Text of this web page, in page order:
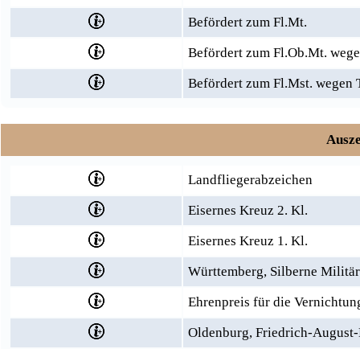
Befördert zum Fl.Mt.
Befördert zum Fl.Ob.Mt.
Befördert zum Fl.Mst. wegen
Landfliegerabzeichen
Eisernes Kreuz 2. Kl.
Eisernes Kreuz 1. Kl.
Württemberg, Silberne
Ehrenpreis für die
Oldenburg, Friedrich-